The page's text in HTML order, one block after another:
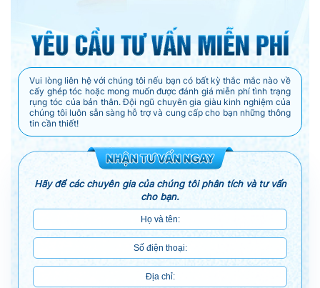
Vui lòng liên hệ với chúng tôi nếu bạn có bất kỳ thắc mắc nào về
cấy ghép tóc hoặc mong muốn được đánh giá miễn phí tình trạng
rụng tóc của bản thân. Đội ngũ chuyên gia giàu kinh nghiệm của
chúng tôi luôn sẵn sàng hỗ trợ và cung cấp cho bạn những thông
tin cần thiết!
Hãy để các chuyên gia của chúng tôi phân tích và tư vấn
cho bạn.